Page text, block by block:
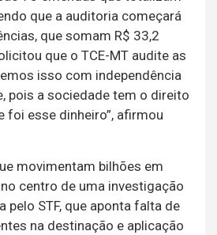
que a auditoria começará
que somam R$ 33,2
que o TCE-MT audite as
isso com independência
pois a sociedade tem o direito
foi esse dinheiro”, afirmou
movimentam bilhões em
centro de uma investigação
pelo STF, que aponta falta de
na destinação e aplicação